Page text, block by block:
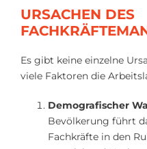
URSACHEN DES
Es gibt keine einzelne
viele Faktoren die
Demografischer
Bevölkerung führt
Fachkräfte in den